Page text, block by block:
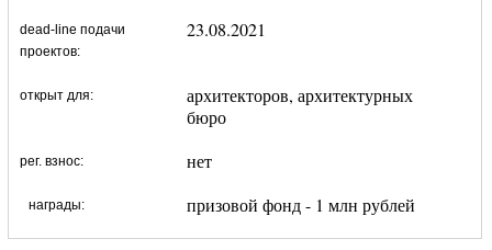
dead-line подачи
проектов:
23.08.2021
открыт для:
архитекторов, архитектурных
бюро
рег. взнос: нет
награды: призовой фонд - 1 млн рублей